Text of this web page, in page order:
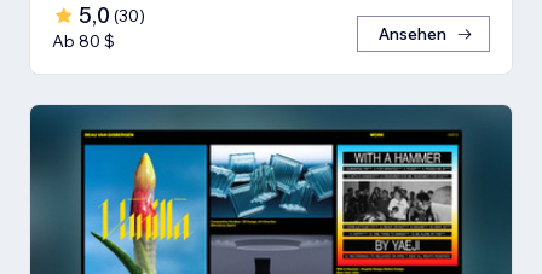
5,0 (30)
Ab 80 $
Ansehen